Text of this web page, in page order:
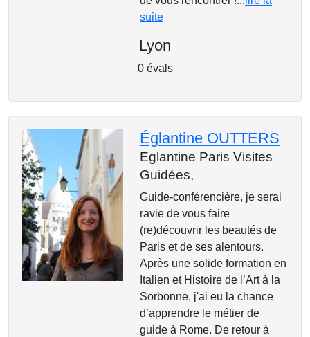
suite
Lyon
0 évals
Églantine OUTTERS
Eglantine Paris Visites
Guidées,
Guide-conférencière, je serai
ravie de vous faire
(re)découvrir les beautés de
Paris et de ses alentours.
Après une solide formation en
Italien et Histoire de l’Art à la
Sorbonne, j'ai eu la chance
d’apprendre le métier de
guide à Rome. De retour à